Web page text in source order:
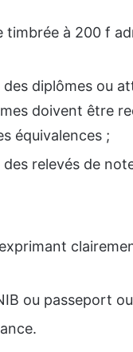
à 200 f
diplômes ou
doivent être
équivalences ;
relevés de
ou passeport